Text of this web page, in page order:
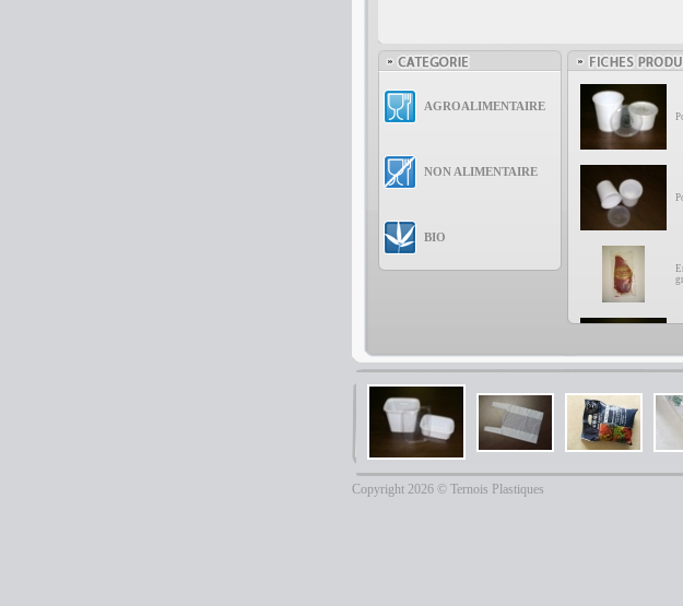
AGROALIMENTAIRE
NON ALIMENTAIRE
BIO
Copyright 2026 © Ternois Plastiques